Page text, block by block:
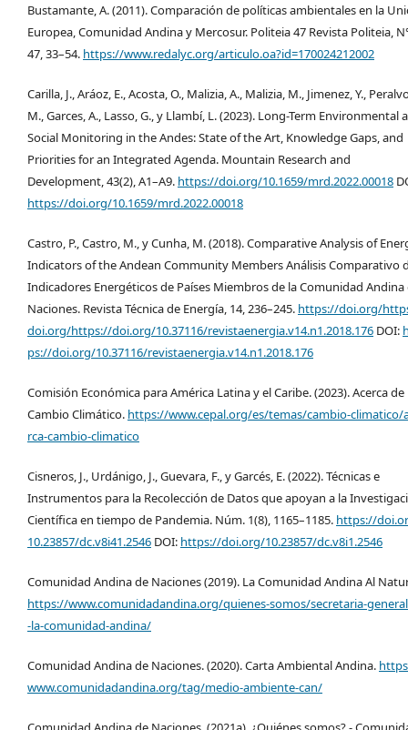
Bustamante, A. (2011). Comparación de políticas ambientales en la
Europea, Comunidad Andina y Mercosur. Politeia 47 Revista Politeia,
47, 33–54. https://www.redalyc.org/articulo.oa?id=170024212002
Carilla, J., Aráoz, E., Acosta, O., Malizia, A., Malizia, M., Jimenez, Y.,
M., Garces, A., Lasso, G., y Llambí, L. (2023). Long-Term Environmental
Social Monitoring in the Andes: State of the Art, Knowledge Gaps, and
Priorities for an Integrated Agenda. Mountain Research and
Development, 43(2), A1–A9. https://doi.org/10.1659/mrd.2022.00018
https://doi.org/10.1659/mrd.2022.00018
Castro, P., Castro, M., y Cunha, M. (2018). Comparative Analysis of
Indicators of the Andean Community Members Análisis Comparativo
Indicadores Energéticos de Países Miembros de la Comunidad Andina
Naciones. Revista Técnica de Energía, 14, 236–245. https://doi.org/
doi.org/https://doi.org/10.37116/revistaenergia.v14.n1.2018.176 DOI:
ps://doi.org/10.37116/revistaenergia.v14.n1.2018.176
Comisión Económica para América Latina y el Caribe. (2023). Acerca de
Cambio Climático. https://www.cepal.org/es/temas/cambio-climatico/
rca-cambio-climatico
Cisneros, J., Urdánigo, J., Guevara, F., y Garcés, E. (2022). Técnicas e
Instrumentos para la Recolección de Datos que apoyan a la
Científica en tiempo de Pandemia. Núm. 1(8), 1165–1185. https://
10.23857/dc.v8i41.2546 DOI: https://doi.org/10.23857/dc.v8i1.2546
Comunidad Andina de Naciones (2019). La Comunidad Andina Al
https://www.comunidadandina.org/quienes-somos/secretaria-
-la-comunidad-andina/
Comunidad Andina de Naciones. (2020). Carta Ambiental Andina.
www.comunidadandina.org/tag/medio-ambiente-can/